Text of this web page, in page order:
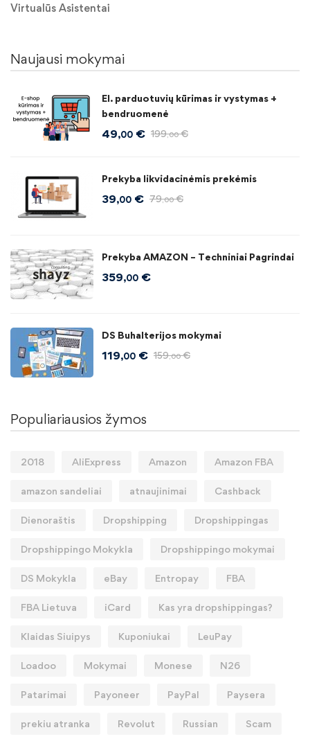
Virtualūs Asistentai
Naujausi mokymai
El. parduotuvių kūrimas ir vystymas +
bendruomenė
49,00 € 199,00 €
Prekyba likvidacinėmis prekėmis
39,00 € 79,00 €
Prekyba AMAZON – Techniniai Pagrindai
359,00 €
DS Buhalterijos mokymai
119,00 € 159,00 €
Populiariausios žymos
2018 AliExpress Amazon Amazon FBA
amazon sandeliai atnaujinimai Cashback
Dienoraštis Dropshipping Dropshippingas
Dropshippingo Mokykla Dropshippingo mokymai
DS Mokykla eBay Entropay FBA
FBA Lietuva iCard Kas yra dropshippingas?
Klaidas Siuipys Kuponiukai LeuPay
Loadoo Mokymai Monese N26
Patarimai Payoneer PayPal Paysera
prekiu atranka Revolut Russian Scam